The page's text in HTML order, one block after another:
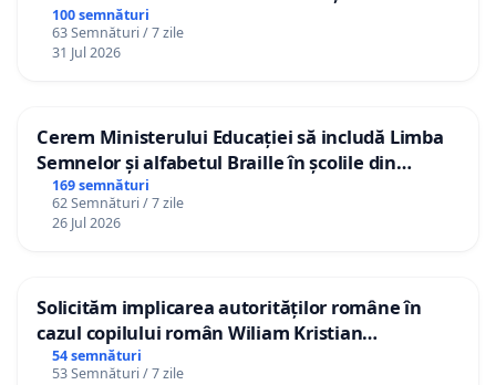
100 semnături
63 Semnături / 7 zile
31 Jul 2026
Cerem Ministerului Educației să includă Limba
Semnelor și alfabetul Braille în școlile din
Republica Moldova!
169 semnături
62 Semnături / 7 zile
26 Jul 2026
Solicităm implicarea autorităților române în
cazul copilului român Wiliam Kristian
Gheorghe, aflat în plasament în Danemarca de
54 semnături
53 Semnături / 7 zile